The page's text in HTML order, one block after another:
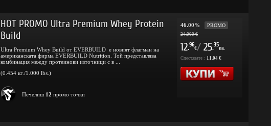
HOT PROMO Ultra Premium Whey Protein
Build
Ultra Premium Whey Build от EVERBUILD е новият флагман на
американската фирма EVERBUILD Nutrition. Той представлява
комбинация между протеинови източници с в ...
(0.454 кг./1.000 lbs.)
Печелиш 12 промо точки
46.00% PROMO
24.000 €
12.96
€/ 25.35
лв.
Спестявате : 11.04 €